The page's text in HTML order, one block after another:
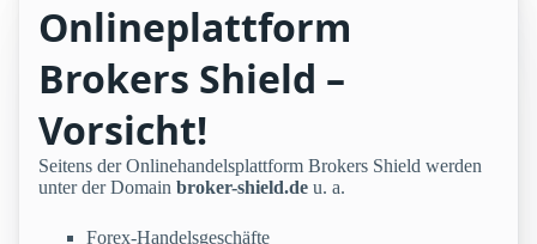
Onlineplattform
Brokers Shield –
Vorsicht!
Seitens der Onlinehandelsplattform Brokers Shield werden
unter der Domain broker-shield.de u. a.
Forex-Handelsgeschäfte